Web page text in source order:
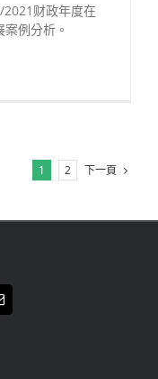
财政年度在
例分析。
1 2 下一頁